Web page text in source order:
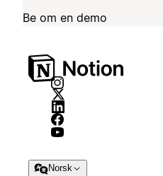
Be om en demo
Norsk